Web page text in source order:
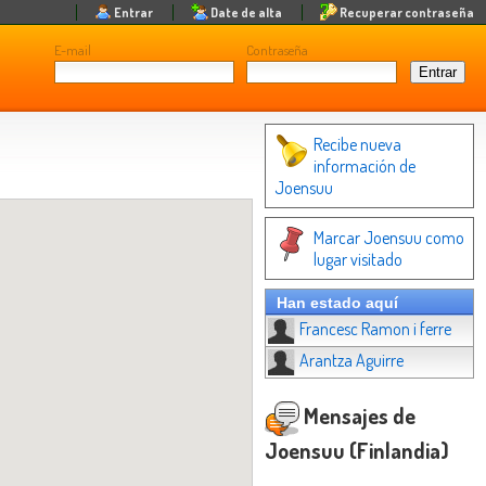
E-mail Contraseña
Entrar Date de alta Recuperar contraseña
Recibe nueva
información de
Joensuu
Marcar Joensuu como
lugar visitado
Han estado aquí
Francesc Ramon i ferre
Arantza Aguirre
Mensajes de
Joensuu (Finlandia)